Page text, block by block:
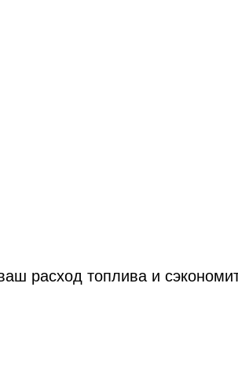
расход топлива и